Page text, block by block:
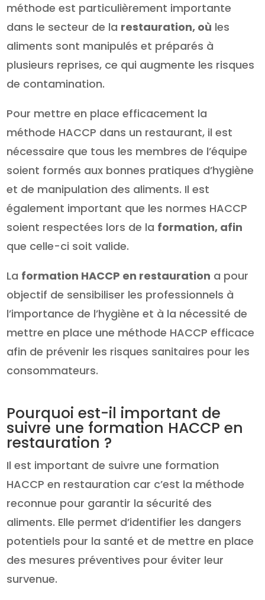
méthode est particulièrement importante
dans le secteur de la restauration, où les
aliments sont manipulés et préparés à
plusieurs reprises, ce qui augmente les risques
de contamination.
Pour mettre en place efficacement la
méthode HACCP dans un restaurant, il est
nécessaire que tous les membres de l’équipe
soient formés aux bonnes pratiques d’hygiène
et de manipulation des aliments. Il est
également important que les normes HACCP
soient respectées lors de la formation, afin
que celle-ci soit valide.
La formation HACCP en restauration a pour
objectif de sensibiliser les professionnels à
l’importance de l’hygiène et à la nécessité de
mettre en place une méthode HACCP efficace
afin de prévenir les risques sanitaires pour les
consommateurs.
Pourquoi est-il important de
suivre une formation HACCP en
restauration ?
Il est important de suivre une formation
HACCP en restauration car c’est la méthode
reconnue pour garantir la sécurité des
aliments. Elle permet d’identifier les dangers
potentiels pour la santé et de mettre en place
des mesures préventives pour éviter leur
survenue.